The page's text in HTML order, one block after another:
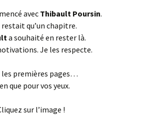
avec Thibault Poursin.
qu’un chapitre.
a souhaité en rester là.
Je les respecte.
les premières pages…
que pour vos yeux.
sur l’image !